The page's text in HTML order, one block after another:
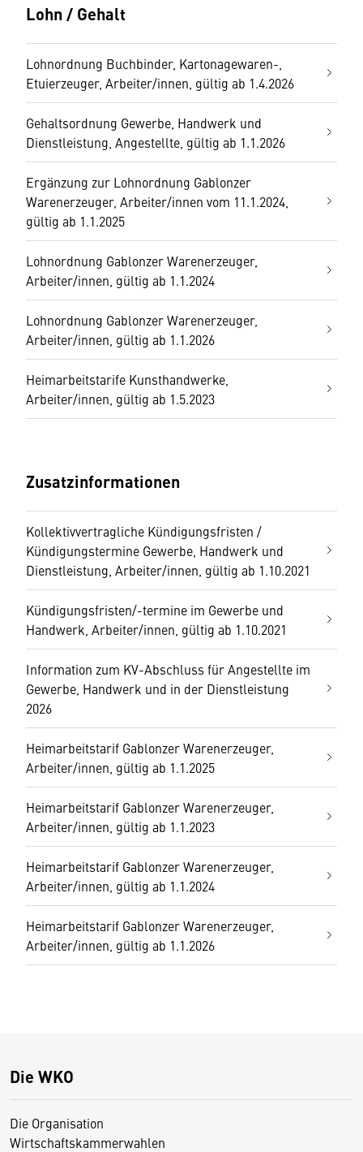
Lohn / Gehalt
Lohnordnung Buchbinder, Kartonagewaren-,
Etuierzeuger, Arbeiter/innen, gültig ab 1.4.2026
Gehaltsordnung Gewerbe, Handwerk und
Dienstleistung, Angestellte, gültig ab 1.1.2026
Ergänzung zur Lohnordnung Gablonzer
Warenerzeuger, Arbeiter/innen vom 11.1.2024,
gültig ab 1.1.2025
Lohnordnung Gablonzer Warenerzeuger,
Arbeiter/innen, gültig ab 1.1.2024
Lohnordnung Gablonzer Warenerzeuger,
Arbeiter/innen, gültig ab 1.1.2026
Heimarbeitstarife Kunsthandwerke,
Arbeiter/innen, gültig ab 1.5.2023
Zusatzinformationen
Kollektivvertragliche Kündigungsfristen /
Kündigungstermine Gewerbe, Handwerk und
Dienstleistung, Arbeiter/innen, gültig ab 1.10.2021
Kündigungsfristen/-termine im Gewerbe und
Handwerk, Arbeiter/innen, gültig ab 1.10.2021
Information zum KV-Abschluss für Angestellte im
Gewerbe, Handwerk und in der Dienstleistung
2026
Heimarbeitstarif Gablonzer Warenerzeuger,
Arbeiter/innen, gültig ab 1.1.2025
Heimarbeitstarif Gablonzer Warenerzeuger,
Arbeiter/innen, gültig ab 1.1.2023
Heimarbeitstarif Gablonzer Warenerzeuger,
Arbeiter/innen, gültig ab 1.1.2024
Heimarbeitstarif Gablonzer Warenerzeuger,
Arbeiter/innen, gültig ab 1.1.2026
Die WKO
Die Organisation
Wirtschaftskammerwahlen